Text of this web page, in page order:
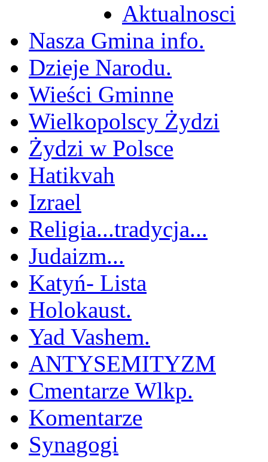
Aktualnosci
Nasza Gmina info.
Dzieje Narodu.
Wieści Gminne
Wielkopolscy Żydzi
Żydzi w Polsce
Hatikvah
Izrael
Religia...tradycja...
Judaizm...
Katyń- Lista
Holokaust.
Yad Vashem.
ANTYSEMITYZM
Cmentarze Wlkp.
Komentarze
Synagogi